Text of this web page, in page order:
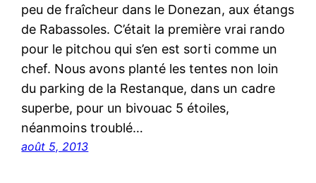
peu de fraîcheur dans le Donezan, aux étangs
de Rabassoles. C’était la première vrai rando
pour le pitchou qui s’en est sorti comme un
chef. Nous avons planté les tentes non loin
du parking de la Restanque, dans un cadre
superbe, pour un bivouac 5 étoiles,
néanmoins troublé…
août 5, 2013